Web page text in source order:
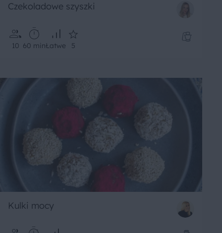
Czekoladowe szyszki
10 60 minŁatwe 5
Kulki mocy